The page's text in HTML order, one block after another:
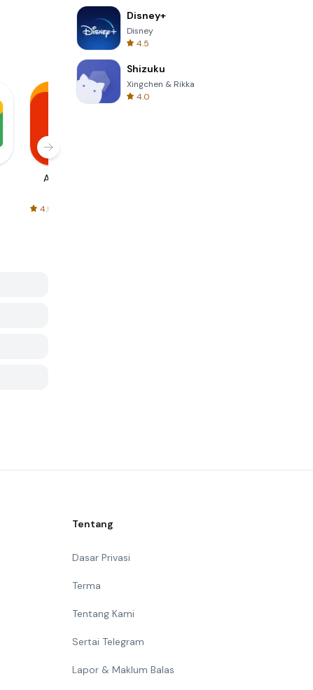
AliExpress
4.5
Disney+
Disney
4.5
Shizuku
Xingchen & Rikka
4.0
Tentang
Dasar Privasi
Terma
Tentang Kami
Sertai Telegram
Lapor & Maklum Balas